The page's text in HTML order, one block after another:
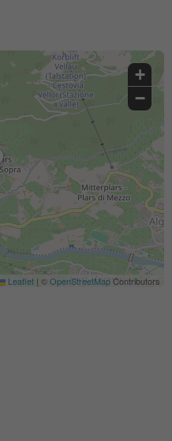
+
−
Leaflet | ©OpenStreetMapContributors